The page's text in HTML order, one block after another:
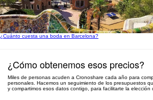
¿Cuánto cuesta una boda en Barcelona?
¿Cómo obtenemos esos precios?
Miles de personas acuden a Cronoshare cada año para
personales. Hacemos un seguimiento de los presupuestos
y compartimos esos datos contigo, para facilitarte la elección